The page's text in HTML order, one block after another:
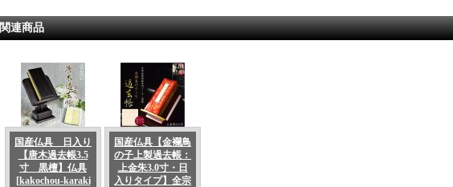
関連商品
国産仏具 日入り
【唐木過去帳3.5
寸 黒檀】仏具
[kakochou-karaki
国産仏具【金襴鳥
の子上製過去帳：
上金朱3.0寸・日
入りタイプ】全宗